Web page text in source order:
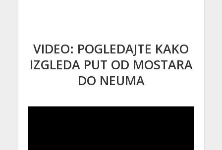
VIDEO: POGLEDAJTE KAKO
IZGLEDA PUT OD MOSTARA
DO NEUMA